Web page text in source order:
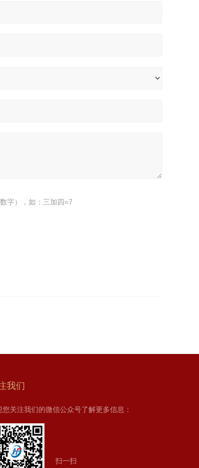
字），如：三加四=7
我们
您关注我们的微信公众号了解更多信息：
扫一扫